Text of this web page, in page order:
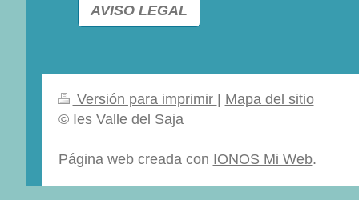
AVISO LEGAL
Versión para imprimir
Mapa del sitio
© Ies Valle del Saja
Página web creada con IONOS Mi Web.